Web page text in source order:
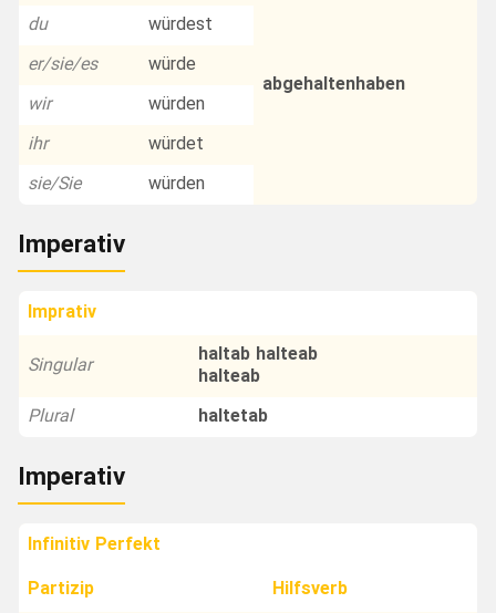
abgehaltenhaben
du
würdest
er/sie/es
würde
wir
würden
ihr
würdet
sie/Sie
würden
Imperativ
Imprativ
Singular
haltab halteab
halteab
Plural
haltetab
Imperativ
Infinitiv Perfekt
Partizip
Hilfsverb